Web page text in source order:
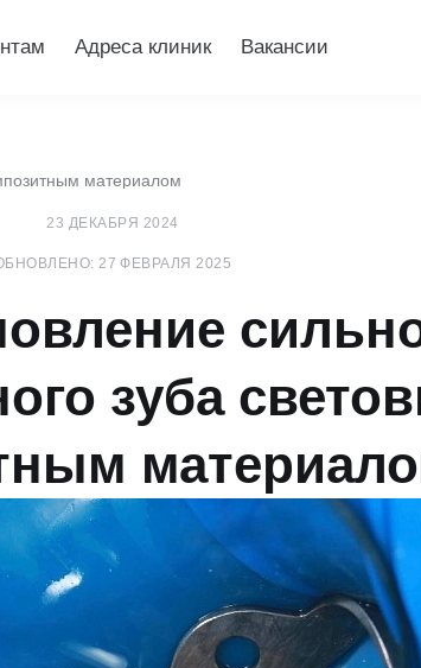
Адреса клиник Вакансии
материалом
23 ДЕКАБРЯ 2024
27 ФЕВРАЛЯ 2025
зуба